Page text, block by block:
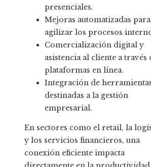
presenciales.
Mejoras automatizadas para
agilizar los procesos
Comercialización digital y
asistencia al cliente a través
plataformas en línea.
Integración de
destinadas a la gestión
empresarial.
En sectores como el retail, la
y los servicios financieros, una
conexión eficiente impacta